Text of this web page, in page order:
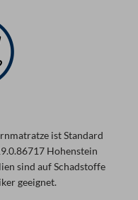
4
v
ist Standard
Hohenstein
sind auf Schadstoffe
geeignet.